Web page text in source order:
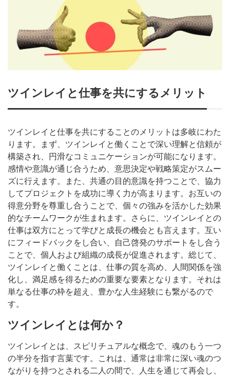
ツインレイと仕事を共にするメリット
ツインレイと仕事を共にすることのメリットは多岐にわた
ります。まず、ツインレイと働くことで深い理解と信頼が
構築され、円滑なコミュニケーションが可能になります。
感情や意識が通じ合うため、意思決定や戦略策定がスムー
ズに行えます。また、共通の目的意識を持つことで、協力
してプロジェクトを成功に導く力が高まります。お互いの
得意分野を尊重し合うことで、個々の強みを活かした効果
的なチームワークが生まれます。さらに、ツインレイとの
仕事は双方にとって学びと成長の機会とも言えます。互い
にフィードバックをし合い、自己啓発のサポートをし合う
ことで、個人および組織の成長が促進されます。総じて、
ツインレイと働くことは、仕事の質を高め、人間関係を強
化し、満足感を得るための重要な要素となります。それは
単なる仕事の枠を超え、豊かな人生経験にも繋がるので
す。
ツインレイとは何か？
ツインレイとは、スピリチュアルな概念で、魂のもう一つ
の半分を指す言葉です。これは、通常は非常に深い魂のつ
ながりを持つとされる二人の間で、人生を通じて再会し、